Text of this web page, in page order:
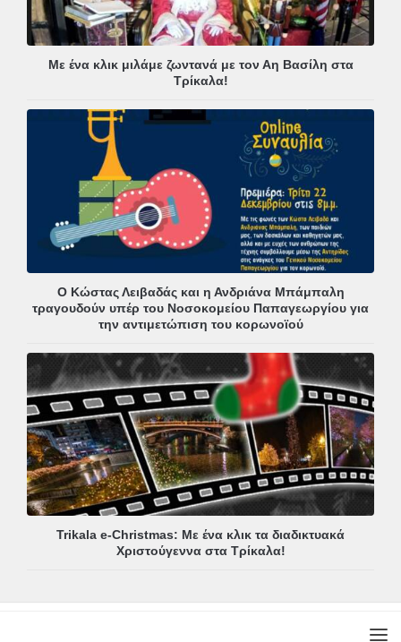
Με ένα κλικ μιλάμε ζωντανά με τον Αη Βασίλη στα
Τρίκαλα!
Ο Κώστας Λειβαδάς και η Ανδριάνα Μπάμπαλη
τραγουδούν υπέρ του Νοσοκομείου Παπαγεωργίου για
την αντιμετώπιση του κορωνοϊού
Trikala e-Christmas: Με ένα κλικ τα διαδικτυακά
Χριστούγεννα στα Τρίκαλα!